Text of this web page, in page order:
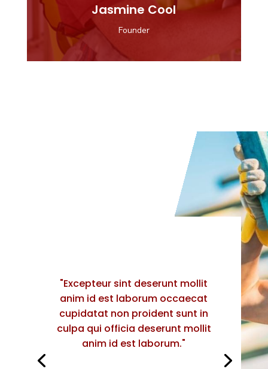
Jasmine Cool
Founder
"Excepteur sint deserunt mollit
anim id est laborum occaecat
cupidatat non proident sunt in
culpa qui officia deserunt mollit
anim id est laborum."